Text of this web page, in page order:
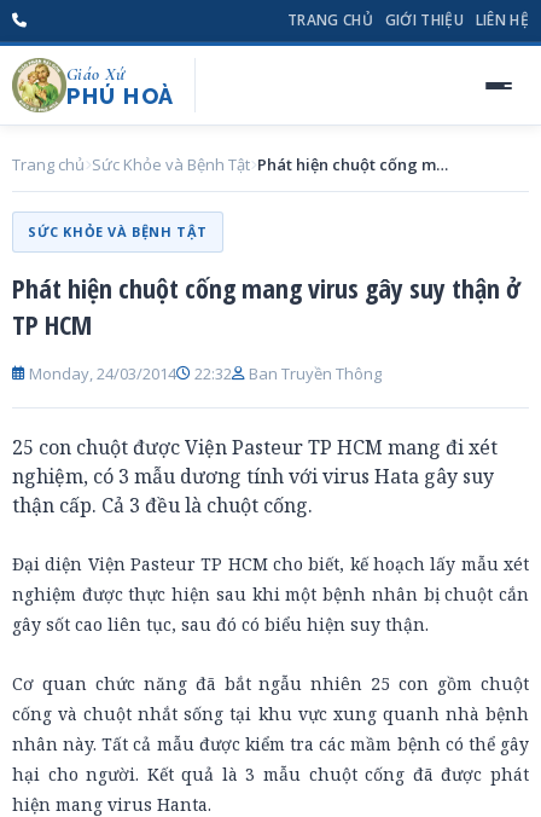
TRANG CHỦ GIỚI THIỆU LIÊN HỆ
Giáo Xứ
PHÚ HOÀ
Trang chủ Sức Khỏe và Bệnh Tật Phát hiện chuột cống mang virus gây suy thận ở TP HCM
SỨC KHỎE VÀ BỆNH TẬT
Phát hiện chuột cống mang virus gây suy thận ở
TP HCM
Monday, 24/03/2014 22:32 Ban Truyền Thông
25 con chuột được Viện Pasteur TP HCM mang đi xét
nghiệm, có 3 mẫu dương tính với virus Hata gây suy
thận cấp. Cả 3 đều là chuột cống.
Đại diện Viện Pasteur TP HCM cho biết, kế hoạch lấy mẫu xét
nghiệm được thực hiện sau khi một bệnh nhân bị chuột cắn
gây sốt cao liên tục, sau đó có biểu hiện suy thận.
Cơ quan chức năng đã bắt ngẫu nhiên 25 con gồm chuột
cống và chuột nhắt sống tại khu vực xung quanh nhà bệnh
nhân này. Tất cả mẫu được kiểm tra các mầm bệnh có thể gây
hại cho người. Kết quả là 3 mẫu chuột cống đã được phát
hiện mang virus Hanta.